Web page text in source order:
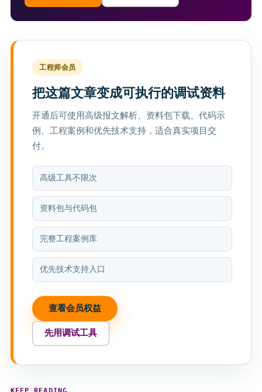
工程师会员
把这篇文章变成可执行的调试资料
开通后可使用高级报文解析、资料包下载、代码示
例、工程案例和优先技术支持，适合真实项目交
付。
高级工具不限次
资料包与代码包
完整工程案例库
优先技术支持入口
查看会员权益
先用调试工具